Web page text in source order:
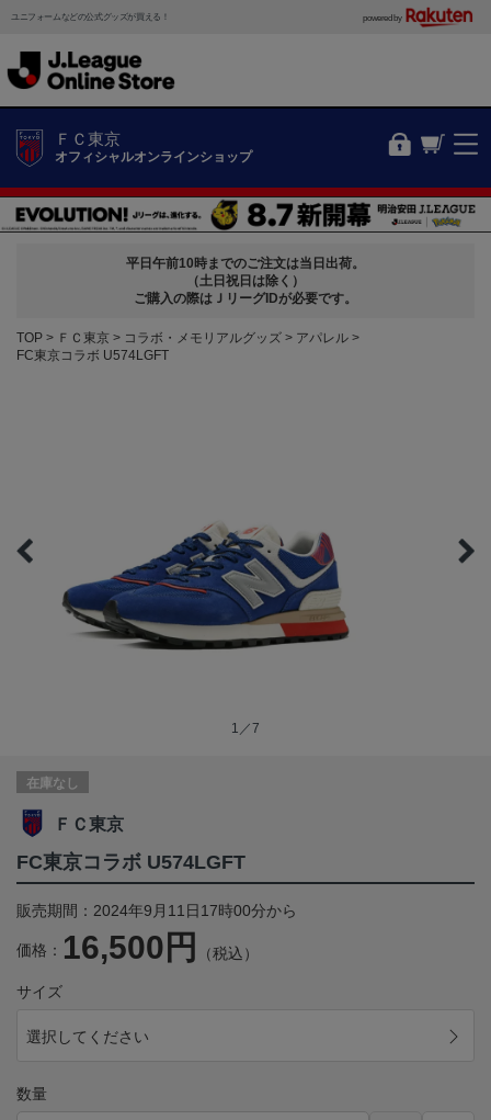
ユニフォームなどの公式グッズが買える！ powered by
ＦＣ東京
オフィシャルオンラインショップ
平日午前10時までのご注文は当日出荷。
（土日祝日は除く）
ご購入の際はＪリーグIDが必要です。
TOP ＦＣ東京 コラボ・メモリアルグッズ
アパレル
FC東京コラボ U574LGFT
1／7
在庫なし
ＦＣ東京
FC東京コラボ U574LGFT
販売期間：2024年9月11日17時00分から
価格： 16,500円 （税込）
サイズ
選択してください
数量